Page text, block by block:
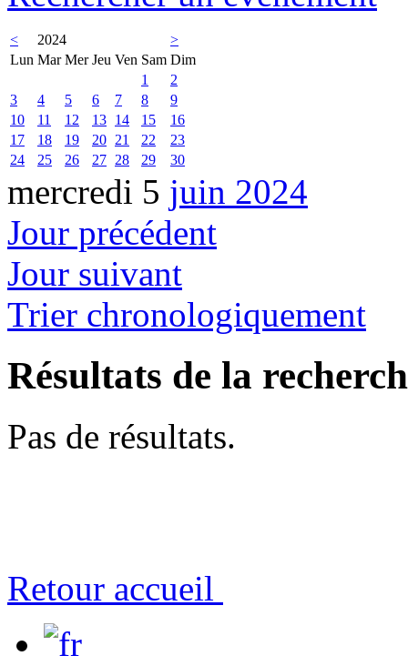
< 2024
>
Lun Mar Mer Jeu Ven Sam Dim
1
2
3
4 5 6 7 8
9
10
11 12 13 14 15
16
17
18 19 20 21 22
23
24
25 26 27 28 29 30
mercredi 5 juin 2024
Jour précédent
Jour suivant
Trier chronologiquement
Résultats de la
Pas de résultats.
Retour accueil